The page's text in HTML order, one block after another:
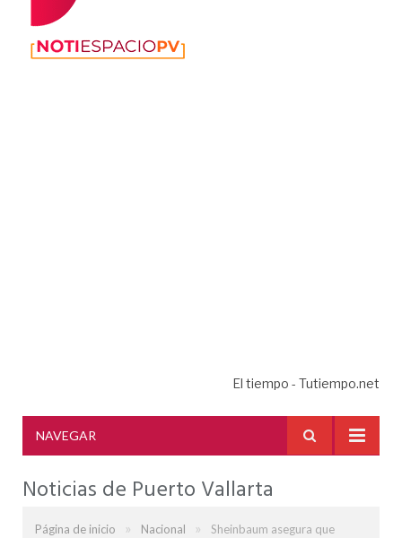
El tiempo - Tutiempo.net
NAVEGAR
Noticias de Puerto Vallarta
Página de inicio » Nacional »
Sheinbaum asegura que